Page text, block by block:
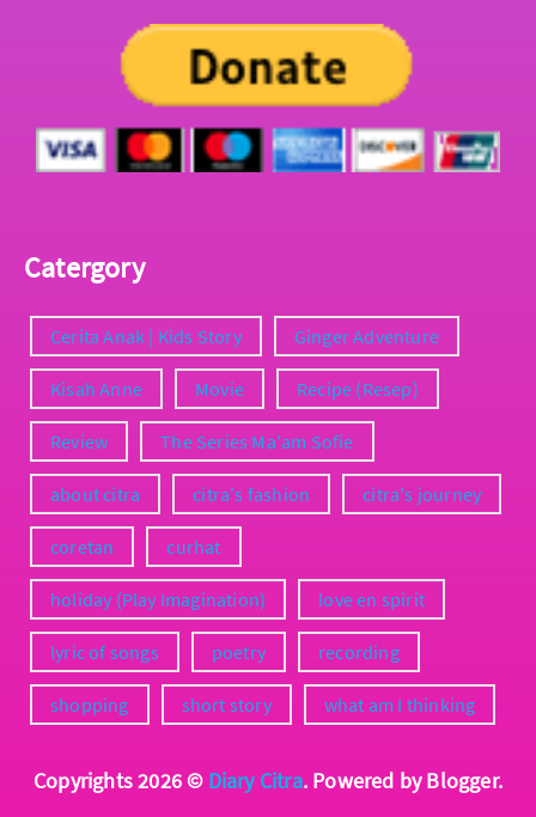
Catergory
Cerita Anak | Kids Story Ginger Adventure
Kisah Anne Movie Recipe (Resep)
Review The Series Ma'am Sofie
about citra citra's fashion citra's journey
coretan curhat
holiday (Play Imagination) love en spirit
lyric of songs poetry recording
shopping short story what am I thinking
Copyrights2026 © Diary Citra. Powered by Blogger.